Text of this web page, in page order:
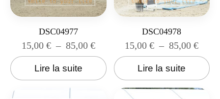
DSC04977
15,00 € – 85,00 €
Lire la suite
DSC04978
15,00€ – 85,00€
Lire la suite